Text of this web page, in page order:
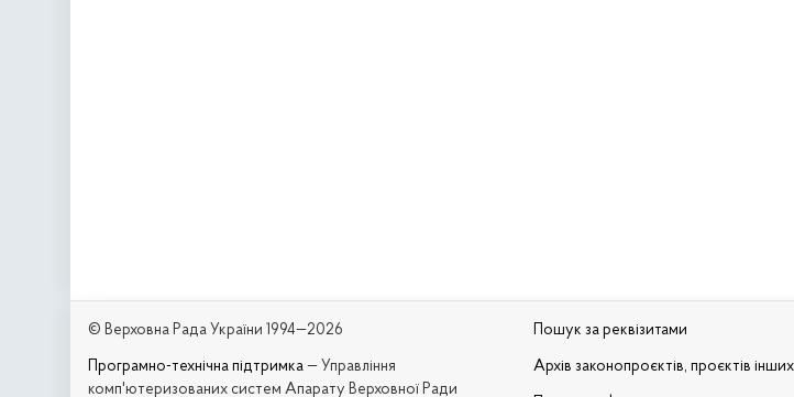
© Верховна Рада України 1994—2026
Програмно-технічна підтримка — Управління
комп'ютеризованих систем Апарату Верховної Ради
Пошук за реквізитами
Архів законопроєктів, проєктів інших